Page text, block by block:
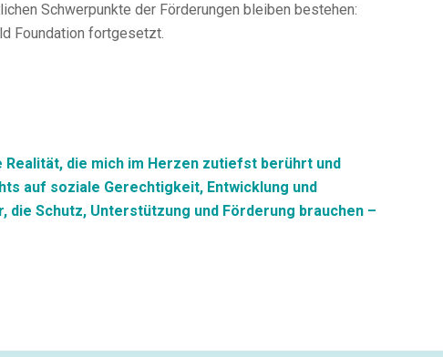
Schwerpunkte der Förderungen bleiben bestehen:
Foundation fortgesetzt.
Realität, die mich im Herzen zutiefst berührt und
auf soziale Gerechtigkeit, Entwicklung und
Schutz, Unterstützung und Förderung brauchen –